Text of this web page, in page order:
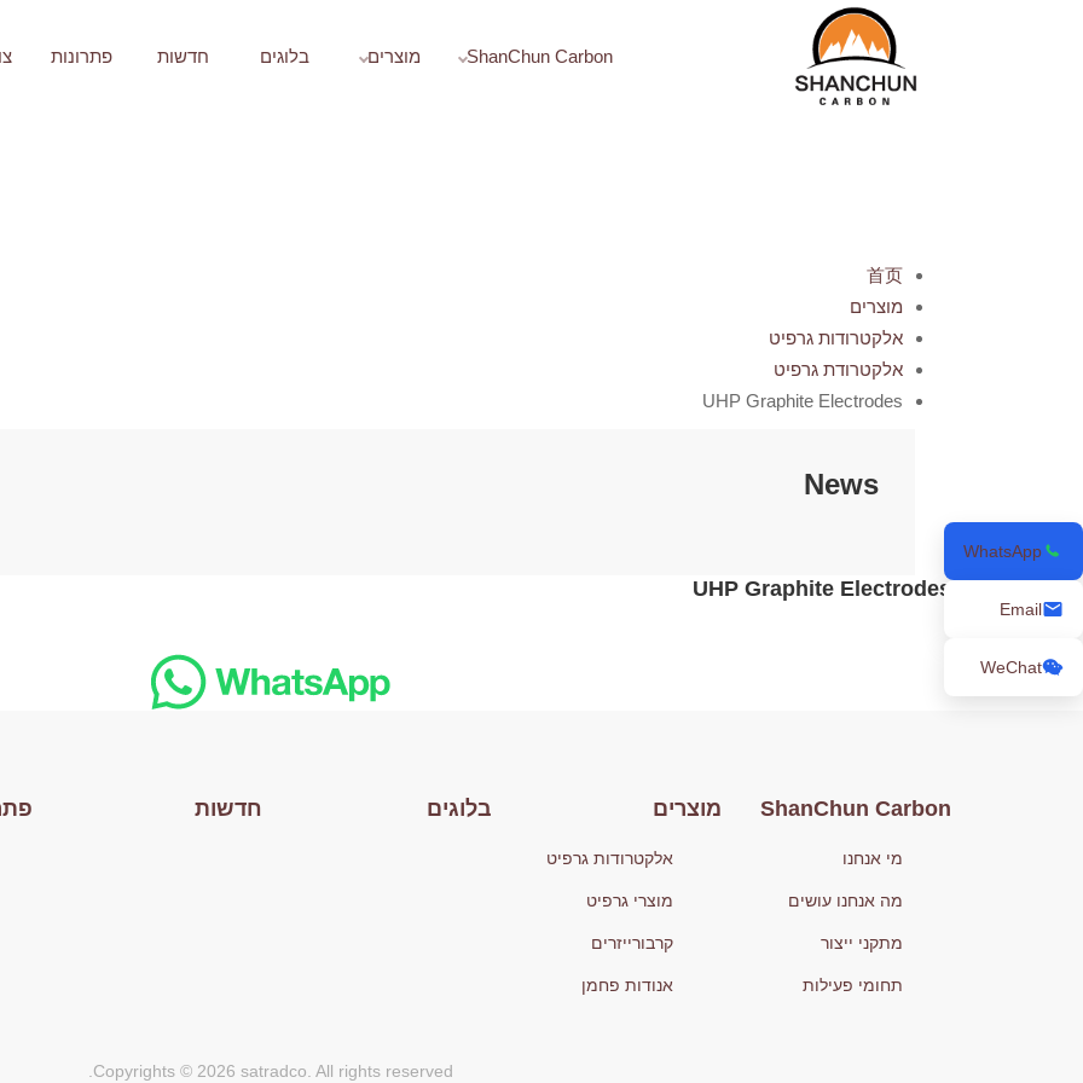
ShanChun Carbon מוצרים בלוגים חדשות פתרונות
首页
מוצרים
אלקטרודות גרפיט
אלקטרודת גרפיט
UHP Graphite Electrodes
News
UHP Graphite Electrodes
ShanChun Carbon
מי אנחנו
מה אנחנו עושים
מתקני ייצור
תחומי פעילות
מוצרים
אלקטרודות גרפיט
מוצרי גרפיט
קרבורייזרים
אנודות פחמן
בלוגים חדשות
Copyrights © 2026 satradco. All rights reserved.
WhatsApp
Email
WeChat